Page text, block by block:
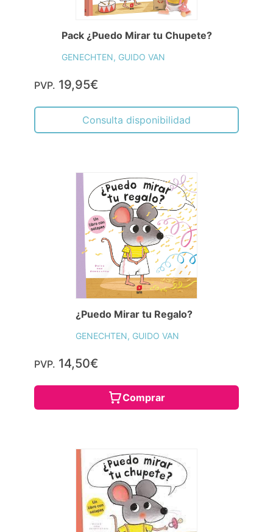
Pack ¿Puedo Mirar tu Chupete?
GENECHTEN, GUIDO VAN
PVP. 19,95€
Consulta disponibilidad
¿Puedo Mirar tu Regalo?
GENECHTEN, GUIDO VAN
PVP. 14,50€
Comprar